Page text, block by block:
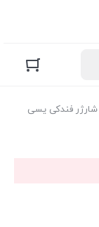
شارژر فندکی یسی